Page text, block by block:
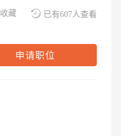
已有607人查看
收藏
申请职位